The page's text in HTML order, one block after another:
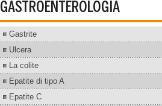
GASTROENTEROLOGIA
Gastrite
Ulcera
La colite
Epatite di tipo A
Epatite C